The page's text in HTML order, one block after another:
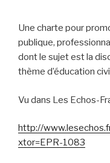
Une charte pour
publique,
dont le sujet est la
thème d’éducation
Vu dans Les Echos-
http://
xtor=EPR-1083